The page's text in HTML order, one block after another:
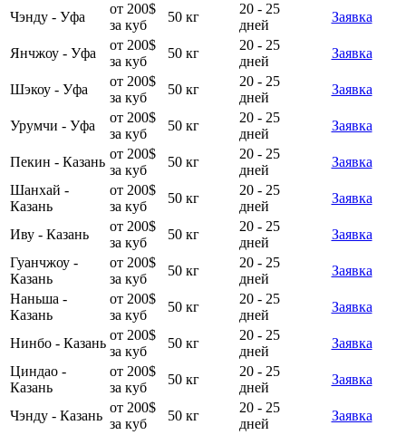
Чэнду - Уфа
от 200$
за куб
50 кг
20 - 25
дней
Заявка
Янчжоу - Уфа
от 200$
за куб
50 кг
20 - 25
дней
Заявка
Шэкоу - Уфа
от 200$
за куб
50 кг
20 - 25
дней
Заявка
Урумчи - Уфа
от 200$
за куб
50 кг
20 - 25
дней
Заявка
Пекин - Казань
от 200$
за куб
50 кг
20 - 25
дней
Заявка
Шанхай -
Казань
от 200$
за куб
50 кг
20 - 25
дней
Заявка
Иву - Казань
от 200$
за куб
50 кг
20 - 25
дней
Заявка
Гуанчжоу -
Казань
от 200$
за куб
50 кг
20 - 25
дней
Заявка
Наньша -
Казань
от 200$
за куб
50 кг
20 - 25
дней
Заявка
Нинбо - Казань
от 200$
за куб
50 кг
20 - 25
дней
Заявка
Циндао -
Казань
от 200$
за куб
50 кг
20 - 25
дней
Заявка
Чэнду - Казань
от 200$
за куб
50 кг
20 - 25
дней
Заявка